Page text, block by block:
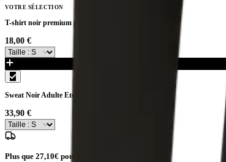
VOTRE SÉLECTION
T-shirt noir premium pour femme Etoile de Bessèges
18,00 €
Sweat Noir Adulte Etoile de Bessèges
33,90 €
Plus que 27,10€ pour la livraison gratuite